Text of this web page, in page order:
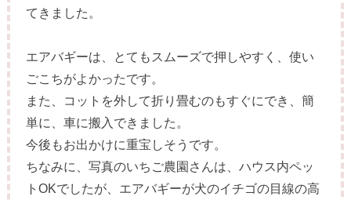
てきました。
エアバギーは、とてもスムーズで押しやすく、使い
ごこちがよかったです。
また、コットを外して折り畳むのもすぐにでき、簡
単に、車に搬入できました。
今後もお出かけに重宝しそうです。
ちなみに、写真のいちご農園さんは、ハウス内ペッ
トOKでしたが、エアバギーが犬のイチゴの目線の高